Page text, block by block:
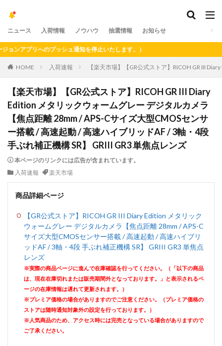
ニュース 入荷情報 ノウハウ 抽選情報 お知らせ
プリへのプッシュ通知を停止いたします。）
HOME 入荷速報 【楽天市場】【GR公式ストア】RICOH GR III
【楽天市場】【GR公式ストア】RICOH GR III Diary
Edition メタリックウォームグレー デジタルカメラ
【焦点距離 28mm / APS-Cサイズ大型CMOSセンサ
ー搭載 / 高速起動 / 高速ハイブリッドAF / 3軸・4段
手ぶれ補正機構 SR】 GRIII GR3 単焦点レンズ
本ページのリンクには広告が含まれています。
入荷速報
楽天市場
商品詳細ページ
【GR公式ストア】RICOH GR III Diary Edition メタリック
ウォームグレー デジタルカメラ【焦点距離 28mm / APS-C
サイズ大型CMOSセンサー搭載 / 高速起動 / 高速ハイブリ
ッドAF / 3軸・4段 手ぶれ補正機構 SR】 GRIII GR3 単焦点
レンズ
※実際の商品ページに進んで在庫確認を行ってください。（「以下の商品
は、現在在庫切れまたは販売期間外となっております。」と表示されるペ
ージの在庫情報は遅れて更新されます。）
※プレミア価格の場合がありますのでご注意ください。（プレミア価格の
ストアは随時通知対象外の設定を行っております。）
※人気商品のため、アクセス時には完売となっている場合がありますので
ご了承ください。